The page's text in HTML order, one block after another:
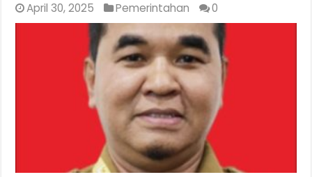
April 30, 2025 Pemerintahan 0